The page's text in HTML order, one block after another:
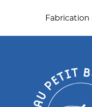
Fabrication